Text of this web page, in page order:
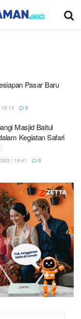
Pasar Baru
0
Masjid Baitul
Kegiatan Safari
| 16:41 0